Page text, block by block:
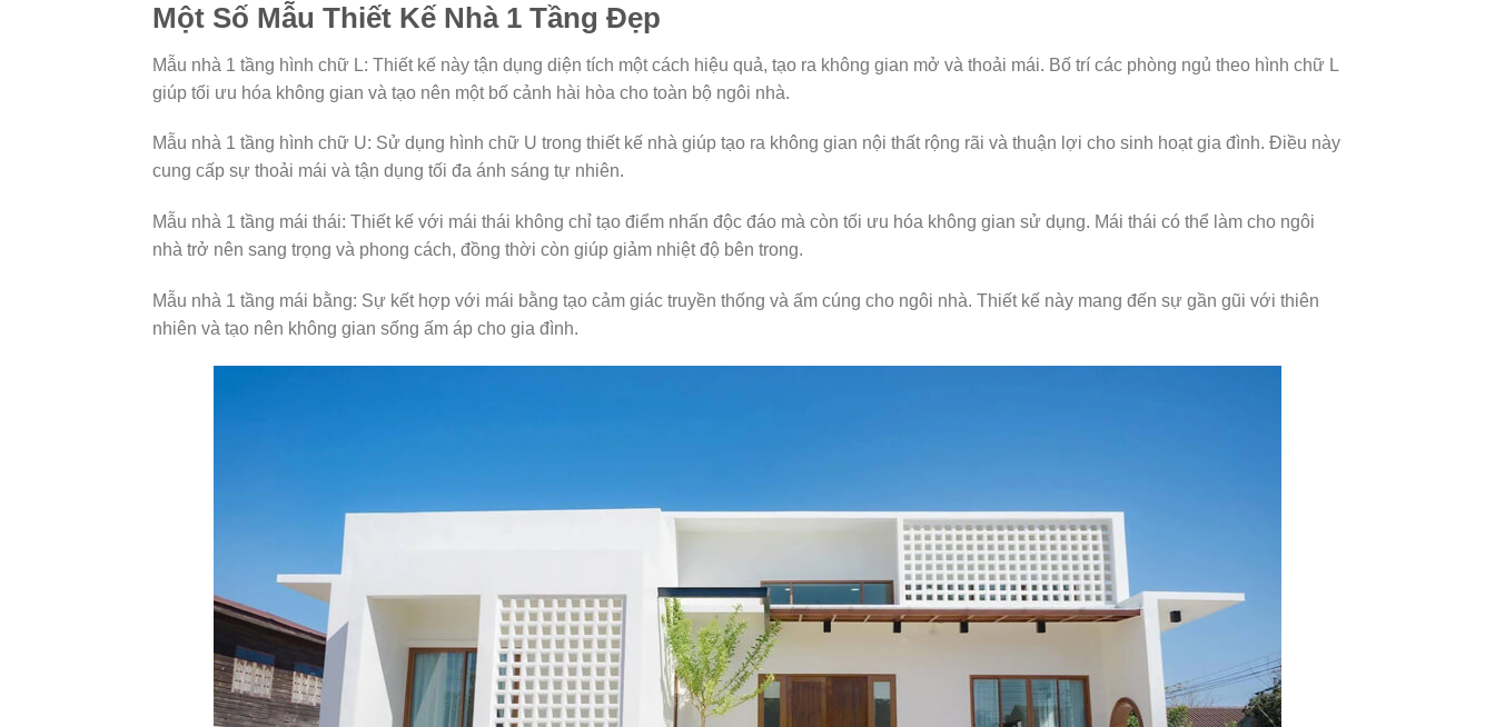
Một Số Mẫu Thiết Kế Nhà 1 Tầng Đẹp
Mẫu nhà 1 tầng hình chữ L: Thiết kế này tận dụng diện tích một cách hiệu quả, tạo ra không gian mở và thoải mái. Bố trí các phòng ngủ theo hình chữ L
giúp tối ưu hóa không gian và tạo nên một bố cảnh hài hòa cho toàn bộ ngôi nhà.
Mẫu nhà 1 tầng hình chữ U: Sử dụng hình chữ U trong thiết kế nhà giúp tạo ra không gian nội thất rộng rãi và thuận lợi cho sinh hoạt gia đình. Điều này
cung cấp sự thoải mái và tận dụng tối đa ánh sáng tự nhiên.
Mẫu nhà 1 tầng mái thái: Thiết kế với mái thái không chỉ tạo điểm nhấn độc đáo mà còn tối ưu hóa không gian sử dụng. Mái thái có thể làm cho ngôi
nhà trở nên sang trọng và phong cách, đồng thời còn giúp giảm nhiệt độ bên trong.
Mẫu nhà 1 tầng mái bằng: Sự kết hợp với mái bằng tạo cảm giác truyền thống và ấm cúng cho ngôi nhà. Thiết kế này mang đến sự gần gũi với thiên
nhiên và tạo nên không gian sống ấm áp cho gia đình.